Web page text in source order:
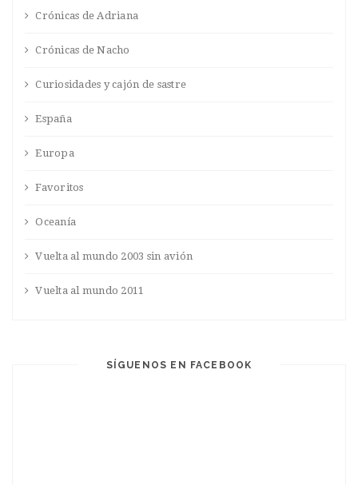
Crónicas de Adriana
Crónicas de Nacho
Curiosidades y cajón de sastre
España
Europa
Favoritos
Oceanía
Vuelta al mundo 2003 sin avión
Vuelta al mundo 2011
SÍGUENOS EN FACEBOOK